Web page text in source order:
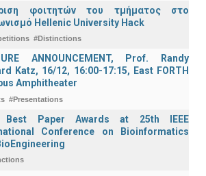
φοιτητών του τμήματος στο
Hellenic University Hack
#Distinctions
ANNOUNCEMENT, Prof. Randy
Katz, 16/12, 16:00-17:15, East FORTH
Amphitheater
#Presentations
Best Paper Awards at 25th IEEE
Conference on Bioinformatics